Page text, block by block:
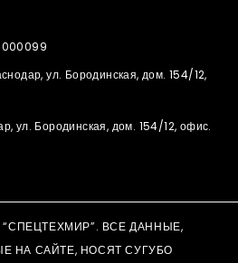
ул. Бородинская, дом. 154/12,
ул. Бородинская, дом. 154/12, офис.
ВСЕ ДАННЫЕ,
НА САЙТЕ, НОСЯТ СУГУБО